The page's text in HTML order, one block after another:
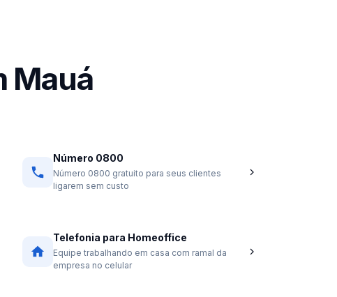
Mauá
Número 0800
Número 0800 gratuito para seus clientes
ligarem sem custo
Telefonia para Homeoffice
Equipe trabalhando em casa com ramal da
empresa no celular